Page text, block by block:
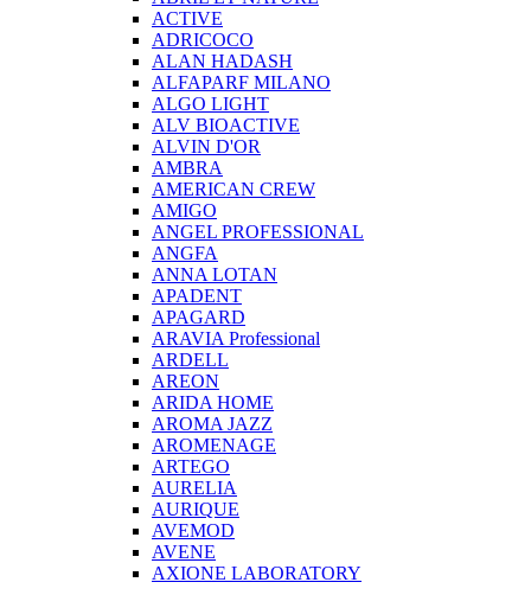
ACTIVE
ADRICOCO
ALAN HADASH
ALFAPARF MILANO
ALGO LIGHT
ALV BIOACTIVE
ALVIN D'OR
AMBRA
AMERICAN CREW
AMIGO
ANGEL PROFESSIONAL
ANGFA
ANNA LOTAN
APADENT
APAGARD
ARAVIA Professional
ARDELL
AREON
ARIDA HOME
AROMA JAZZ
AROMENAGE
ARTEGO
AURELIA
AURIQUE
AVEMOD
AVENE
AXIONE LABORATORY